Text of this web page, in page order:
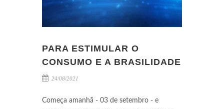
PARA ESTIMULAR O
CONSUMO E A BRASILIDADE
24/08/2021
Começa amanhã - 03 de setembro - e